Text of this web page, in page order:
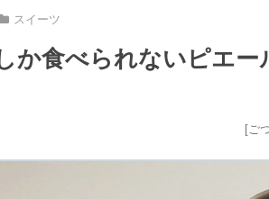
スイーツ
か食べられないピエ
[ご